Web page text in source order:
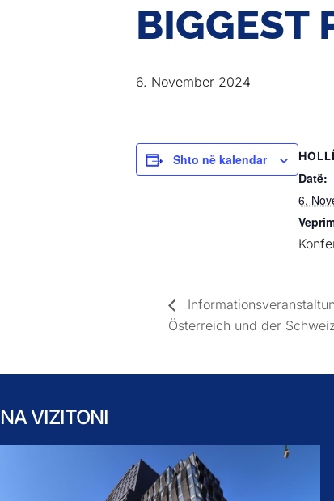
BIGGEST
6. November 2024
Shto në kalendar
Datë:
6.
Österreich und der
NA VIZITONI